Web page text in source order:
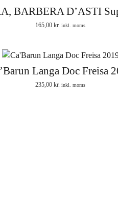
BARBERA D’ASTI
165,00 kr. inkl. moms
Langa Doc Freisa
235,00 kr. inkl. moms